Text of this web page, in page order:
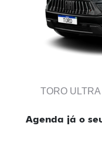
TORO
Agenda já o